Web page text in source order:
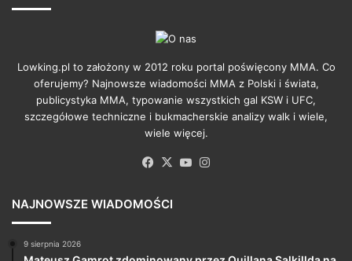
Lowking.pl to założony w 2012 roku portal poświęcony MMA. Co
oferujemy? Najnowsze wiadomości MMA z Polski i świata,
publicystyka MMA, typowanie wszystkich gal KSW i UFC,
szczegółowe techniczne i bukmacherskie analizy walk i wiele,
wiele więcej.
Facebook
X YouTube
NAJNOWSZE WIADOMOŚCI
9 sierpnia 2026